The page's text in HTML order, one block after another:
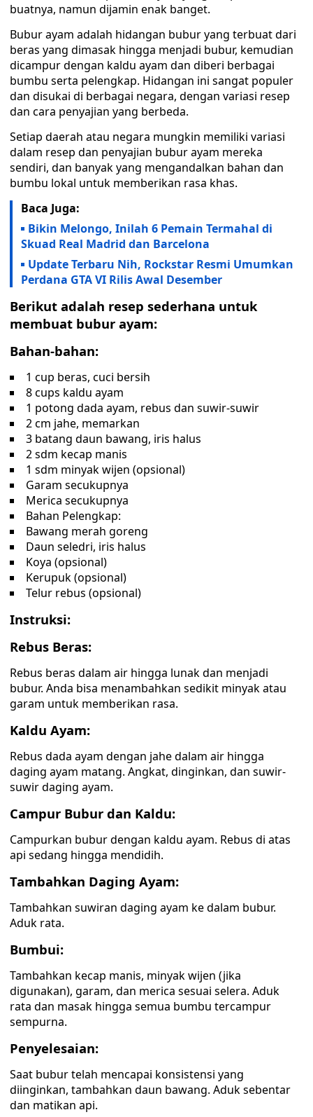
buatnya, namun dijamin enak banget.
Bubur ayam adalah hidangan bubur yang terbuat dari
beras yang dimasak hingga menjadi bubur, kemudian
dicampur dengan kaldu ayam dan diberi berbagai
bumbu serta pelengkap. Hidangan ini sangat populer
dan disukai di berbagai negara, dengan variasi resep
dan cara penyajian yang berbeda.
Setiap daerah atau negara mungkin memiliki variasi
dalam resep dan penyajian bubur ayam mereka
sendiri, dan banyak yang mengandalkan bahan dan
bumbu lokal untuk memberikan rasa khas.
Baca Juga:
Bikin Melongo, Inilah 6 Pemain Termahal di
Skuad Real Madrid dan Barcelona
Update Terbaru Nih, Rockstar Resmi Umumkan
Perdana GTA VI Rilis Awal Desember
Berikut adalah resep sederhana untuk
membuat bubur ayam:
Bahan-bahan:
1 cup beras, cuci bersih
8 cups kaldu ayam
1 potong dada ayam, rebus dan suwir-suwir
2 cm jahe, memarkan
3 batang daun bawang, iris halus
2 sdm kecap manis
1 sdm minyak wijen (opsional)
Garam secukupnya
Merica secukupnya
Bahan Pelengkap:
Bawang merah goreng
Daun seledri, iris halus
Koya (opsional)
Kerupuk (opsional)
Telur rebus (opsional)
Instruksi:
Rebus Beras:
Rebus beras dalam air hingga lunak dan menjadi
bubur. Anda bisa menambahkan sedikit minyak atau
garam untuk memberikan rasa.
Kaldu Ayam:
Rebus dada ayam dengan jahe dalam air hingga
daging ayam matang. Angkat, dinginkan, dan suwir-
suwir daging ayam.
Campur Bubur dan Kaldu:
Campurkan bubur dengan kaldu ayam. Rebus di atas
api sedang hingga mendidih.
Tambahkan Daging Ayam:
Tambahkan suwiran daging ayam ke dalam bubur.
Aduk rata.
Bumbui:
Tambahkan kecap manis, minyak wijen (jika
digunakan), garam, dan merica sesuai selera. Aduk
rata dan masak hingga semua bumbu tercampur
sempurna.
Penyelesaian:
Saat bubur telah mencapai konsistensi yang
diinginkan, tambahkan daun bawang. Aduk sebentar
dan matikan api.